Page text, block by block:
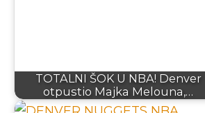
TOTALNI ŠOK U NBA! Denver
otpustio Majka Melouna,…